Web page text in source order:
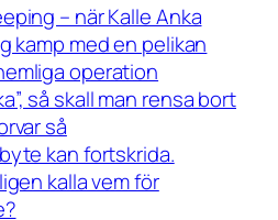
– när Kalle Anka
kamp med en pelikan
operation
så skall man rensa bort
så
kan fortskrida.
kalla vem för